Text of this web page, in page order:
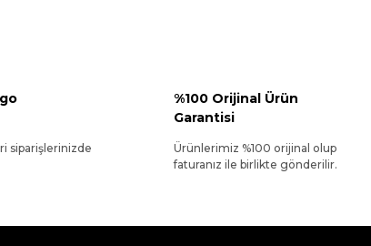
siparişlerinizde
%100 Orijinal Ürün
Garantisi
Ürünlerimiz %100 orijinal olup
faturanız ile birlikte gönderilir.